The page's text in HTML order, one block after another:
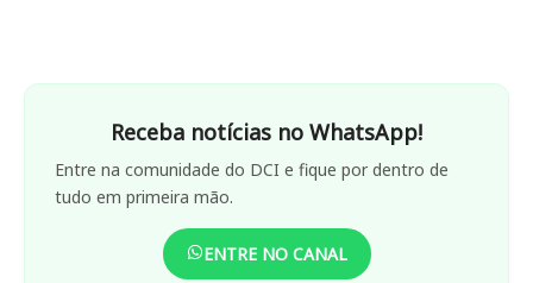
Receba notícias no WhatsApp!
Entre na comunidade do DCI e fique por dentro de
tudo em primeira mão.
ENTRE NO CANAL